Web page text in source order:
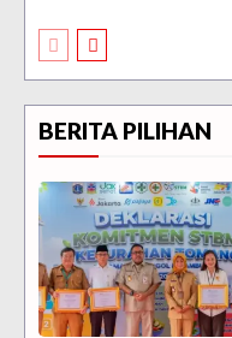
BERITA PILIHAN